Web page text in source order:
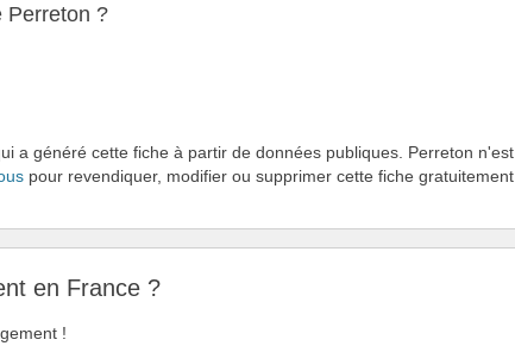
Perreton ?
a généré cette fiche à partir de données publiques. Perreton n'est
pour revendiquer, modifier ou supprimer cette fiche gratuitement
en France ?
!